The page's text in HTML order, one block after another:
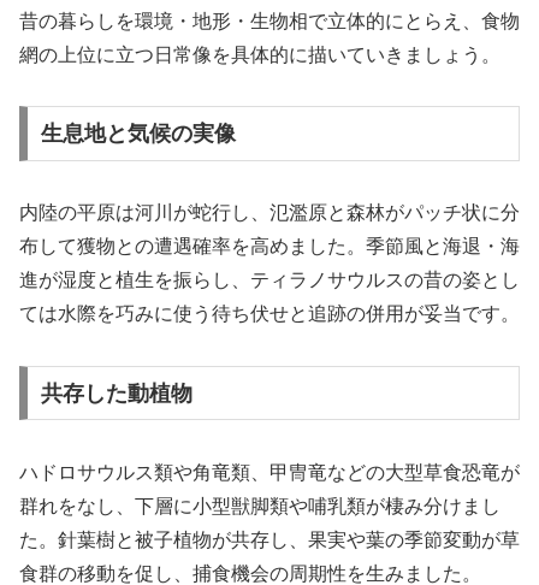
昔の暮らしを環境・地形・生物相で立体的にとらえ、食物
網の上位に立つ日常像を具体的に描いていきましょう。
生息地と気候の実像
内陸の平原は河川が蛇行し、氾濫原と森林がパッチ状に分
布して獲物との遭遇確率を高めました。季節風と海退・海
進が湿度と植生を振らし、ティラノサウルスの昔の姿とし
ては水際を巧みに使う待ち伏せと追跡の併用が妥当です。
共存した動植物
ハドロサウルス類や角竜類、甲冑竜などの大型草食恐竜が
群れをなし、下層に小型獣脚類や哺乳類が棲み分けまし
た。針葉樹と被子植物が共存し、果実や葉の季節変動が草
食群の移動を促し、捕食機会の周期性を生みました。